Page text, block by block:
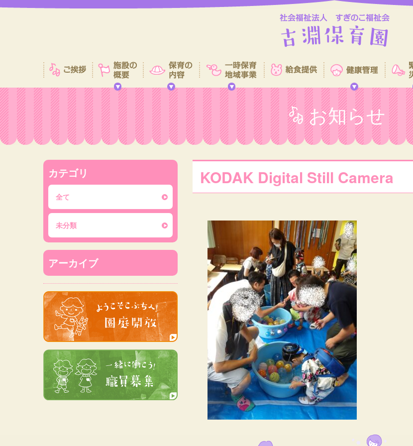
お知らせ
KODAK Digital Still Camera
カテゴリ
全て
未分類
アーカイブ